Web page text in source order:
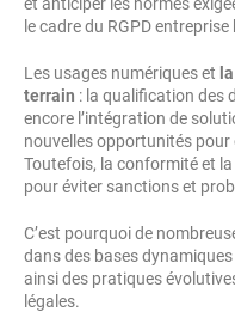
le cadre du RGPD entreprise
Les usages numériques et
terrain : la qualification des
encore l’intégration de
nouvelles opportunités pour
Toutefois, la conformité et
pour éviter sanctions et
C’est pourquoi de
dans des bases
ainsi des pratiques
légales.